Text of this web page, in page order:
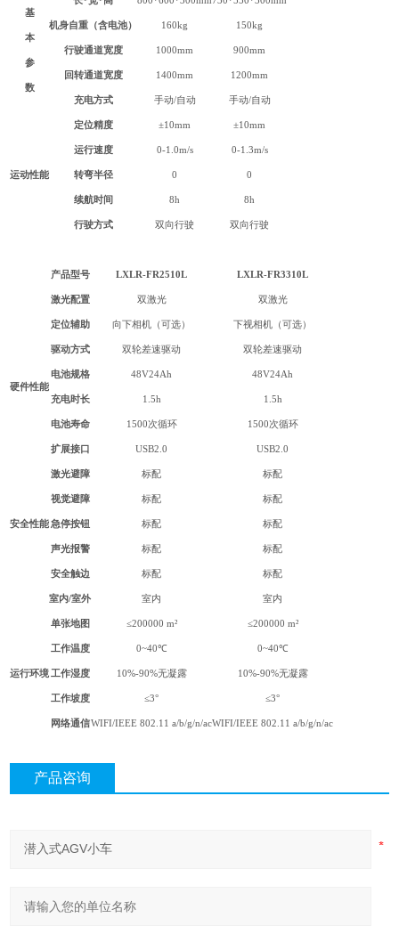
基
本
参
数
机身自重（含电池） 160kg 150kg
行驶通道宽度 1000mm 900mm
回转通道宽度 1400mm 1200mm
充电方式 手动/自动 手动/自动
运动性能
定位精度 ±10mm ±10mm
运行速度 0-1.0m/s 0-1.3m/s
转弯半径 0 0
续航时间 8h 8h
行驶方式 双向行驶 双向行驶
产品型号 LXLR-FR2510L LXLR-FR3310L
硬件性能
激光配置 双激光 双激光
定位辅助 向下相机（可选） 下视相机（可选）
驱动方式 双轮差速驱动 双轮差速驱动
电池规格 48V24Ah 48V24Ah
充电时长 1.5h 1.5h
电池寿命 1500次循环 1500次循环
扩展接口 USB2.0 USB2.0
安全性能
激光避障 标配 标配
视觉避障 标配 标配
急停按钮 标配 标配
声光报警 标配 标配
安全触边 标配 标配
运行环境
室内/室外 室内 室内
单张地图 ≤200000 m² ≤200000 m²
工作温度 0~40℃ 0~40℃
工作湿度 10%-90%无凝露 10%-90%无凝露
工作坡度 ≤3° ≤3°
网络通信WIFI/IEEE 802.11 a/b/g/n/acWIFI/IEEE 802.11 a/b/g/n/ac
产品咨询